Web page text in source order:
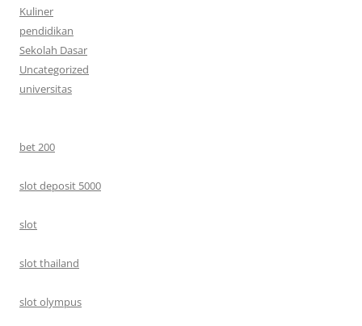
Kuliner
pendidikan
Sekolah Dasar
Uncategorized
universitas
bet 200
slot deposit 5000
slot
slot thailand
slot olympus